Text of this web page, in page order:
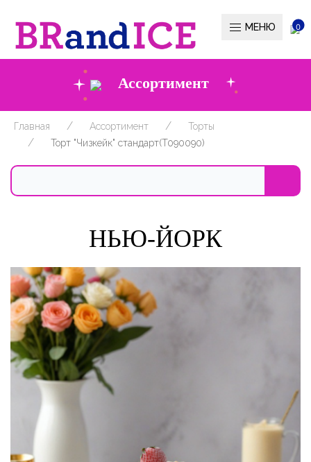
МЕНЮ 0
Ассортимент
Главная Ассортимент
Торты
Торт "Чизкейк" стандарт(T090090)
НЬЮ-ЙОРК